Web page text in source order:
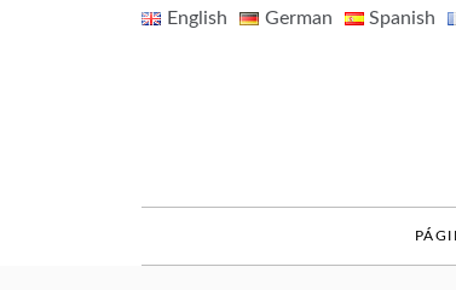
English German Spanish